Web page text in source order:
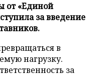
от «Единой
за введение
в
нагрузку.
за